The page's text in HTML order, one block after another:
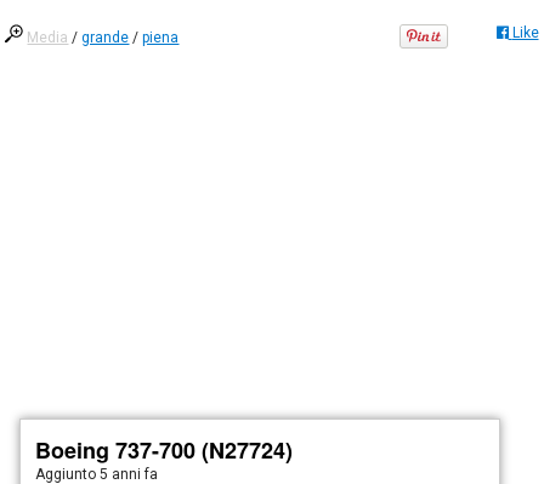
Media /grande /piena Like
Boeing 737-700 (N27724)
Aggiunto5 anni fa